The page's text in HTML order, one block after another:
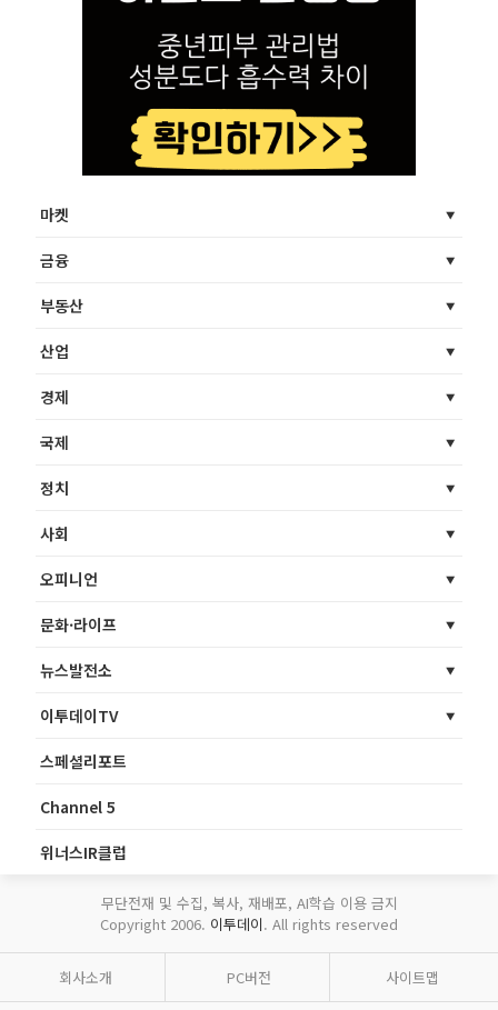
마켓
금융
부동산
산업
경제
국제
정치
사회
오피니언
문화·라이프
뉴스발전소
이투데이TV
스페셜리포트
Channel 5
위너스IR클럽
무단전재 및 수집, 복사, 재배포, AI학습 이용 금지
Copyright 2006. 이투데이. All rights reserved
회사소개 PC버전 사이트맵